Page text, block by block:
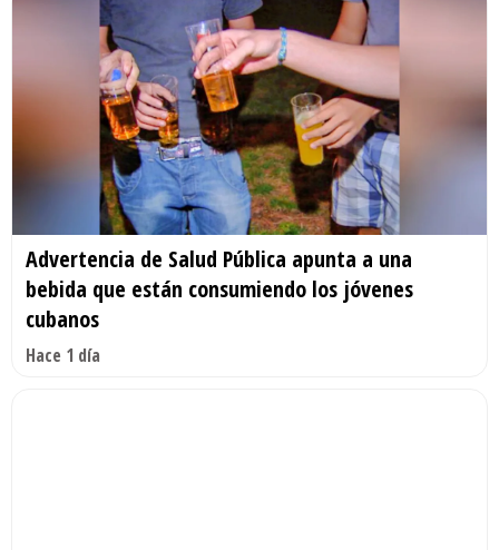
Advertencia de Salud Pública apunta a una
bebida que están consumiendo los jóvenes
cubanos
Hace 1 día